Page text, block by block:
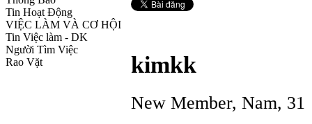
Tin Hoạt Động
VIỆC LÀM VÀ CƠ HỘI
Tin Việc làm - DK
Người Tìm Việc
Rao Vặt
kimkk
New Member, Nam, 31